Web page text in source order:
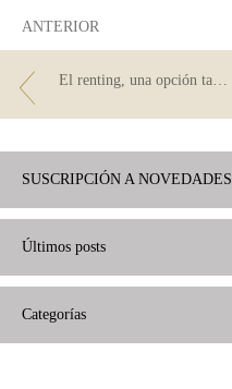
ANTERIOR
SUSCRIPCIÓN A NOVEDADES
Últimos posts
Categorías